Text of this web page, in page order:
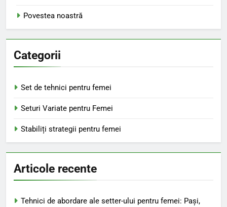
Povestea noastră
Categorii
Set de tehnici pentru femei
Seturi Variate pentru Femei
Stabiliți strategii pentru femei
Articole recente
Tehnici de abordare ale setter-ului pentru femei: Pași,